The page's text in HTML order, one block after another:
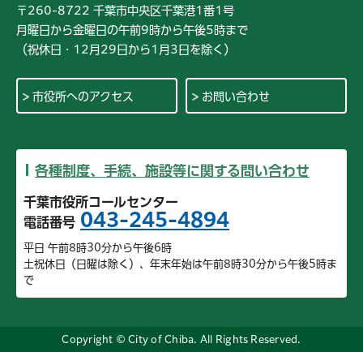
〒260-8722 千葉市中央区千葉港1番1号
月曜日から金曜日の午前9時から午後5時まで
（祝休日・12月29日から1月3日を除く）
市役所へのアクセス お問い合わせ
各種制度、手続、施設等に関する問い合わせ
千葉市役所コールセンター
電話番号 043-245-4894
平日 午前8時30分から午後6時
土祝休日（日曜は除く）、年末年始は午前8時30分から午後5時ま
で
Copyright © City of Chiba. All Rights Reserved.